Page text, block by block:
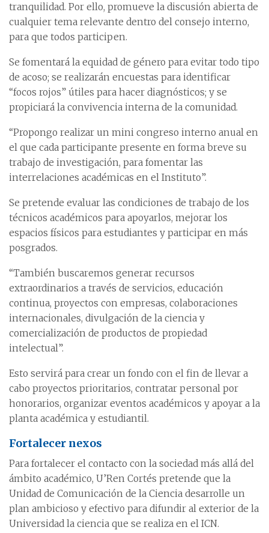
tranquilidad. Por ello, promueve la discusión abierta de
cualquier tema relevante dentro del consejo interno,
para que todos participen.
Se fomentará la equidad de género para evitar todo tipo
de acoso; se realizarán encuestas para identificar
“focos rojos” útiles para hacer diagnósticos; y se
propiciará la convivencia interna de la comunidad.
“Propongo realizar un mini congreso interno anual en
el que cada participante presente en forma breve su
trabajo de investigación, para fomentar las
interrelaciones académicas en el Instituto”.
Se pretende evaluar las condiciones de trabajo de los
técnicos académicos para apoyarlos, mejorar los
espacios físicos para estudiantes y participar en más
posgrados.
“También buscaremos generar recursos
extraordinarios a través de servicios, educación
continua, proyectos con empresas, colaboraciones
internacionales, divulgación de la ciencia y
comercialización de productos de propiedad
intelectual”.
Esto servirá para crear un fondo con el fin de llevar a
cabo proyectos prioritarios, contratar personal por
honorarios, organizar eventos académicos y apoyar a la
planta académica y estudiantil.
Fortalecer nexos
Para fortalecer el contacto con la sociedad más allá del
ámbito académico, U’Ren Cortés pretende que la
Unidad de Comunicación de la Ciencia desarrolle un
plan ambicioso y efectivo para difundir al exterior de la
Universidad la ciencia que se realiza en el ICN.